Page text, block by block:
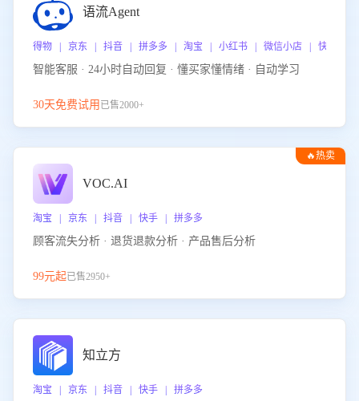
语流Agent
得物 | 京东 | 抖音 | 拼多多 | 淘宝 | 小红书 | 微信小店 | 快手 |
智能客服 · 24小时自动回复 · 懂买家懂情绪 · 自动学习
30天免费试用 已售2000+
🔥热卖
VOC.AI
淘宝 | 京东 | 抖音 | 快手 | 拼多多
顾客流失分析 · 退货退款分析 · 产品售后分析
99元起已售2950+
知立方
淘宝 | 京东 | 抖音 | 快手 | 拼多多